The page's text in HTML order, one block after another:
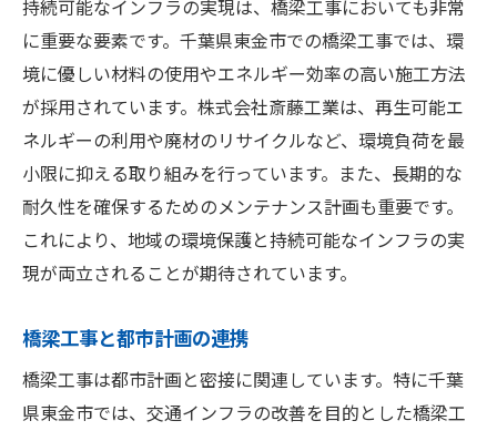
持続可能なインフラの実現は、橋梁工事においても非常
に重要な要素です。千葉県東金市での橋梁工事では、環
境に優しい材料の使用やエネルギー効率の高い施工方法
が採用されています。株式会社斎藤工業は、再生可能エ
ネルギーの利用や廃材のリサイクルなど、環境負荷を最
小限に抑える取り組みを行っています。また、長期的な
耐久性を確保するためのメンテナンス計画も重要です。
これにより、地域の環境保護と持続可能なインフラの実
現が両立されることが期待されています。
橋梁工事と都市計画の連携
橋梁工事は都市計画と密接に関連しています。特に千葉
県東金市では、交通インフラの改善を目的とした橋梁工